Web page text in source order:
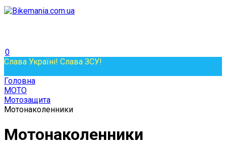
0
Слава Україні! Слава ЗСУ!
Головна
МОТО
Мотозащита
Мотонаколенники
Мотонаколенники